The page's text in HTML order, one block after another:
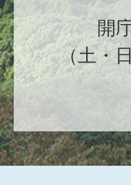
開
（土・